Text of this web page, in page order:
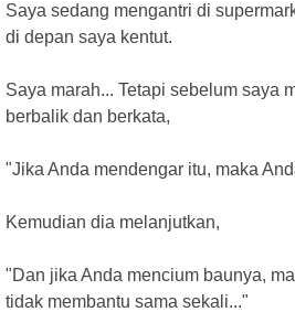
Saya sedang mengantri di
di depan saya kentut.
Saya marah... Tetapi sebelum saya
berbalik dan berkata,
"Jika Anda mendengar itu, maka
Kemudian dia melanjutkan,
"Dan jika Anda mencium baunya,
tidak membantu sama sekali..."